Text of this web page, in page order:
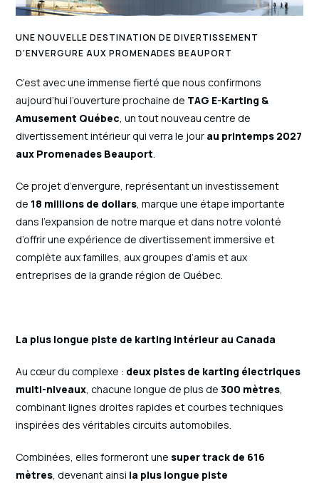
UNE NOUVELLE DESTINATION DE DIVERTISSEMENT
D’ENVERGURE AUX PROMENADES BEAUPORT
C’est avec une immense fierté que nous confirmons
aujourd’hui l’ouverture prochaine de TAG E-Karting &
Amusement Québec, un tout nouveau centre de
divertissement intérieur qui verra le jour au printemps 2027
aux Promenades Beauport.
Ce projet d’envergure, représentant un investissement
de 18 millions de dollars, marque une étape importante
dans l’expansion de notre marque et dans notre volonté
d’offrir une expérience de divertissement immersive et
complète aux familles, aux groupes d’amis et aux
entreprises de la grande région de Québec.
La plus longue piste de karting intérieur au Canada
Au cœur du complexe : deux pistes de karting électriques
multi-niveaux, chacune longue de plus de300 mètres,
combinant lignes droites rapides et courbes techniques
inspirées des véritables circuits automobiles.
Combinées, elles formeront unesuper track de 616
mètres, devenant ainsi la plus longue piste